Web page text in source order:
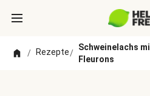
/ Rezepte/
Schweinelachs
Fleurons